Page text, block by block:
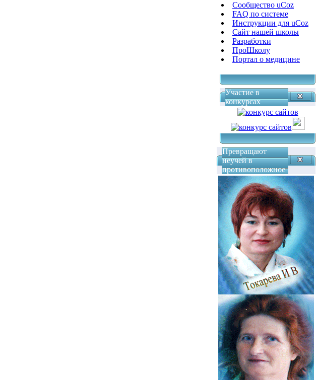
Сообщество uCoz
FAQ по системе
Инструкции для uCoz
Сайт нашей школы
Разработки
ПроШколу
Портал о медицине
Участие в
конкурсах
Превращают
неучей в
противоположное